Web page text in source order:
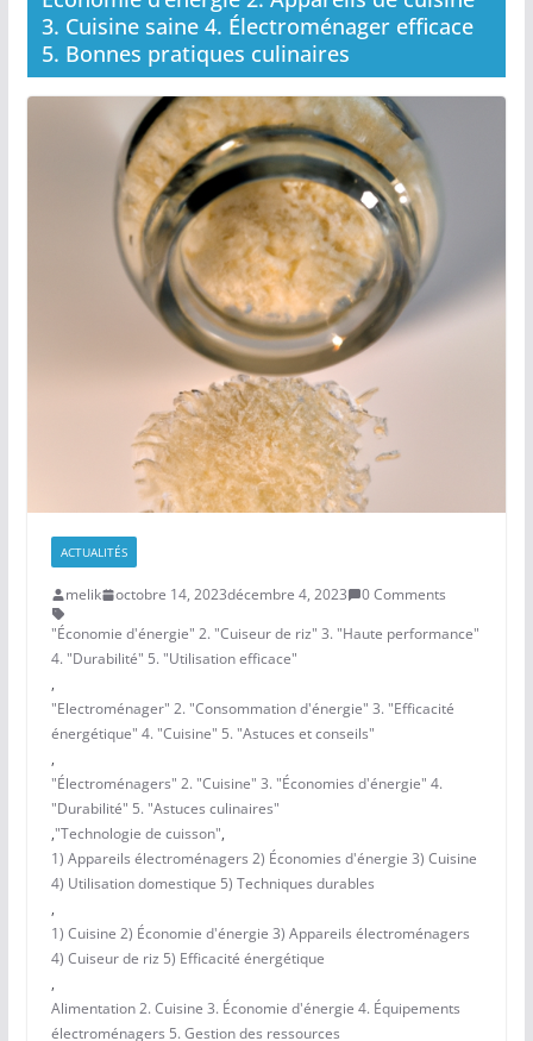
3. Cuisine saine 4. Électroménager efficace
5. Bonnes pratiques culinaires
ACTUALITÉS
melik octobre 14, 2023décembre 4, 2023
0 Comments
"Économie d'énergie" 2. "Cuiseur de riz" 3. "Haute performance"
4. "Durabilité" 5. "Utilisation efficace"
,
"Electroménager" 2. "Consommation d'énergie" 3. "Efficacité
énergétique" 4. "Cuisine" 5. "Astuces et conseils"
,
"Électroménagers" 2. "Cuisine" 3. "Économies d'énergie" 4.
"Durabilité" 5. "Astuces culinaires"
,"Technologie de cuisson",
1) Appareils électroménagers 2) Économies d'énergie 3) Cuisine
4) Utilisation domestique 5) Techniques durables
,
1) Cuisine 2) Économie d'énergie 3) Appareils électroménagers
4) Cuiseur de riz 5) Efficacité énergétique
,
Alimentation 2. Cuisine 3. Économie d'énergie 4. Équipements
électroménagers 5. Gestion des ressources